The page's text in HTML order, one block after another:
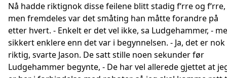
Nå hadde riktignok disse feilene blitt stadig f‘rre og f‘rre,
men fremdeles var det småting han måtte forandre på
etter hvert. - Enkelt er det vel ikke, sa Ludgehammer, -
sikkert enklere enn det var i begynnelsen. - Ja, det er nok
riktig, svarte Jason. De satt stille noen sekunder før
Ludgehammer begynte, - De har vel allerede gjettet at